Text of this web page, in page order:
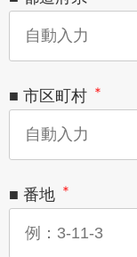
■ 市区町村 ＊
■ 番地 ＊